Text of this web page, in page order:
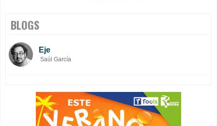
BLOGS
Eje
Saúl García